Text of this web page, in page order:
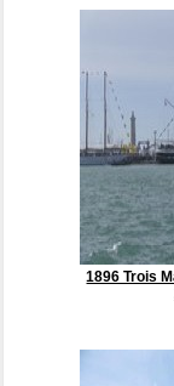
1896 Trois